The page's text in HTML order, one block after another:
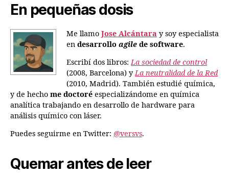
En pequeñas dosis
Me llamo Jose Alcántara y soy especialista
en desarrollo agile de software.
Escribí dos libros:La sociedad de control
(2008, Barcelona) yLa neutralidad de la Red
(2010, Madrid). También estudié química,
y de hecho me doctoré especializándome en química
analítica trabajando en desarrollo de hardware para
análisis químico con láser.
Puedes seguirme en Twitter: @versvs.
Quemar antes de leer